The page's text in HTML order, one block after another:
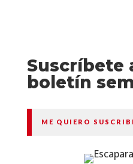
Suscríbete
boletín
ME QUIERO